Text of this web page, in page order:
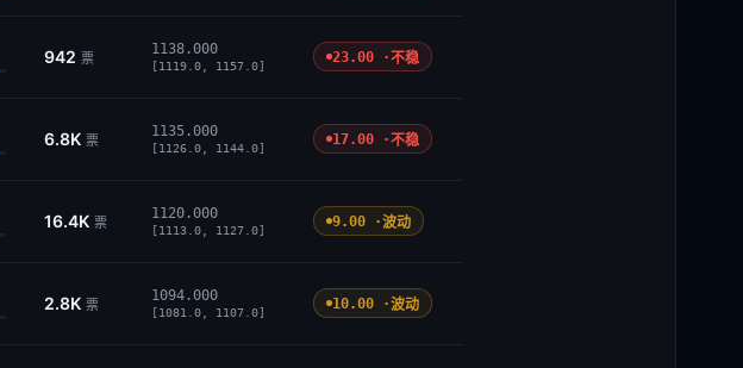
942 票
1138.000
[1119.0, 1157.0]
23.00 ·不稳
6.8K 票
1135.000
[1126.0, 1144.0]
17.00 ·不稳
16.4K 票
1120.000
[1113.0, 1127.0]
9.00 ·波动
2.8K 票
1094.000
[1081.0, 1107.0]
10.00 ·波动